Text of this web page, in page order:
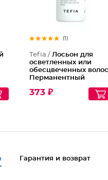
(1)
Tefia / Лосьон для
осветленных или
обесцвеченных волос
Перманентный
373 ₽
Гарантия и возврат